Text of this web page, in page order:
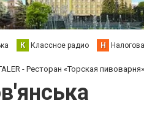
К Классное радио Н
- Ресторан «Торская